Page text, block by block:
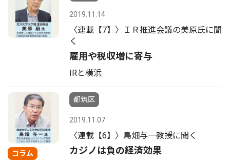
2019.11.14
〈連載【7】〉ＩＲ推進会議の美原氏に聞
く
雇用や税収増に寄与
IRと横浜
コラム
都筑区
2019.11.07
〈連載【6】〉鳥畑与一教授に聞く
カジノは負の経済効果